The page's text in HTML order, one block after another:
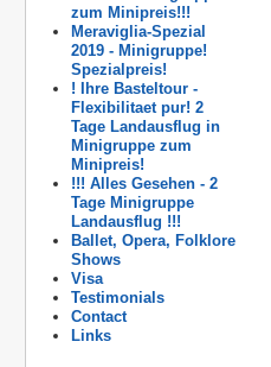
zum Minipreis!!!
Meraviglia-Spezial
2019 - Minigruppe!
Spezialpreis!
! Ihre Basteltour -
Flexibilitaet pur! 2
Tage Landausflug in
Minigruppe zum
Minipreis!
!!! Alles Gesehen - 2
Tage Minigruppe
Landausflug !!!
Ballet, Opera, Folklore
Shows
Visa
Testimonials
Contact
Links